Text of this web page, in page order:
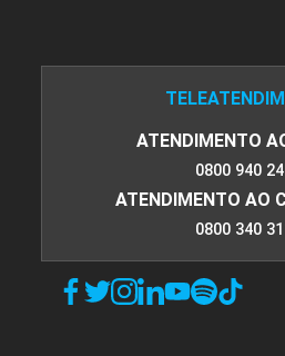
ATENDIMENTO
0800 940
ATENDIMENTO AO
0800 340